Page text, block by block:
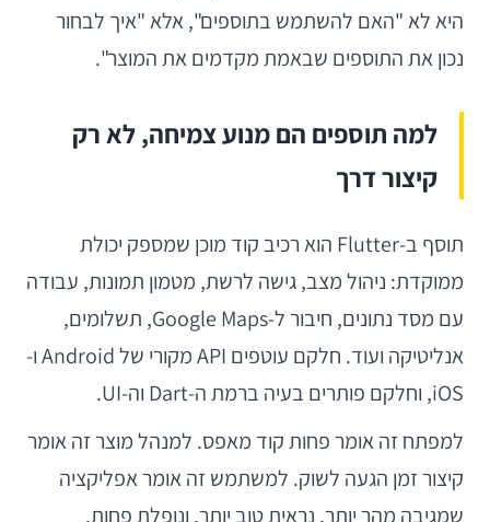
היא לא "האם להשתמש בתוספים", אלא "איך לבחור
נכון את התוספים שבאמת מקדמים את המוצר".
למה תוספים הם מנוע צמיחה, לא רק
קיצור דרך
תוסף ב-Flutter הוא רכיב קוד מוכן שמספק יכולת
ממוקדת: ניהול מצב, גישה לרשת, מטמון תמונות, עבודה
עם מסד נתונים, חיבור ל-Google Maps, תשלומים,
אנליטיקה ועוד. חלקם עוטפים API מקורי של Android ו-
iOS, וחלקם פותרים בעיה ברמת ה-Dart וה-UI.
למפתח זה אומר פחות קוד מאפס. למנהל מוצר זה אומר
קיצור זמן הגעה לשוק. למשתמש זה אומר אפליקציה
שמגיבה מהר יותר, נראית טוב יותר, ונופלת פחות.